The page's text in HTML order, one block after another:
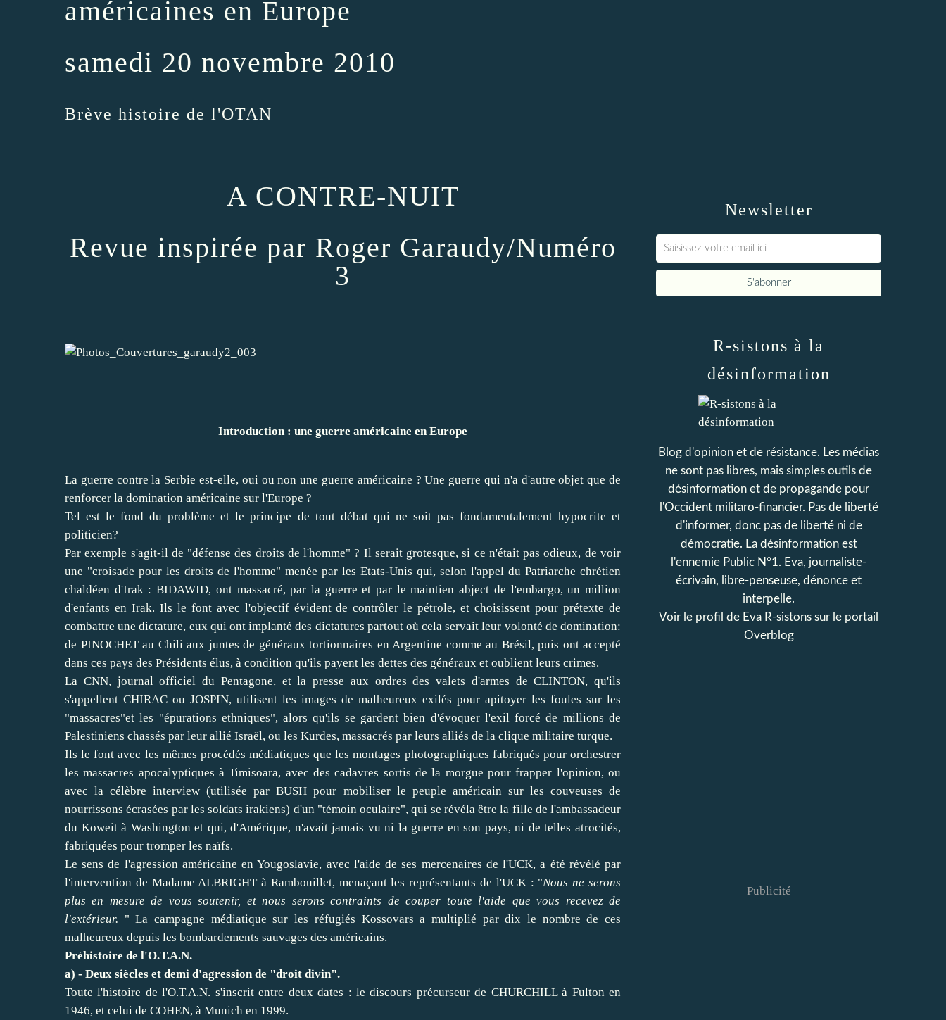
américaines en Europe
samedi 20 novembre 2010
Brève histoire de l'OTAN
A CONTRE-NUIT
Revue inspirée par Roger Garaudy/Numéro
3
Introduction : une guerre américaine en Europe
La guerre contre la Serbie est-elle, oui ou non une guerre américaine ? Une guerre qui n'a d'autre objet que de
renforcer la domination américaine sur l'Europe ?
Tel est le fond du problème et le principe de tout débat qui ne soit pas fondamentalement hypocrite et
politicien?
Par exemple s'agit-il de "défense des droits de l'homme" ? Il serait grotesque, si ce n'était pas odieux, de voir
une "croisade pour les droits de l'homme" menée par les Etats-Unis qui, selon l'appel du Patriarche chrétien
chaldéen d'Irak : BIDAWID, ont massacré, par la guerre et par le maintien abject de l'embargo, un million
d'enfants en Irak. Ils le font avec l'objectif évident de contrôler le pétrole, et choisissent pour prétexte de
combattre une dictature, eux qui ont implanté des dictatures partout où cela servait leur volonté de domination:
de PINOCHET au Chili aux juntes de généraux tortionnaires en Argentine comme au Brésil, puis ont accepté
dans ces pays des Présidents élus, à condition qu'ils payent les dettes des généraux et oublient leurs crimes.
La CNN, journal officiel du Pentagone, et la presse aux ordres des valets d'armes de CLINTON, qu'ils
s'appellent CHIRAC ou JOSPIN, utilisent les images de malheureux exilés pour apitoyer les foules sur les
"massacres"et les "épurations ethniques", alors qu'ils se gardent bien d'évoquer l'exil forcé de millions de
Palestiniens chassés par leur allié Israël, ou les Kurdes, massacrés par leurs alliés de la clique militaire turque.
Ils le font avec les mêmes procédés médiatiques que les montages photographiques fabriqués pour orchestrer
les massacres apocalyptiques à Timisoara, avec des cadavres sortis de la morgue pour frapper l'opinion, ou
avec la célèbre interview (utilisée par BUSH pour mobiliser le peuple américain sur les couveuses de
nourrissons écrasées par les soldats irakiens) d'un "témoin oculaire", qui se révéla être la fille de l'ambassadeur
du Koweit à Washington et qui, d'Amérique, n'avait jamais vu ni la guerre en son pays, ni de telles atrocités,
fabriquées pour tromper les naïfs.
Le sens de l'agression américaine en Yougoslavie, avec l'aide de ses mercenaires de l'UCK, a été révélé par
l'intervention de Madame ALBRIGHT à Rambouillet, menaçant les représentants de l'UCK : "Nous ne serons
plus en mesure de vous soutenir, et nous serons contraints de couper toute l'aide que vous recevez de
l'extérieur. " La campagne médiatique sur les réfugiés Kossovars a multiplié par dix le nombre de ces
malheureux depuis les bombardements sauvages des américains.
Préhistoire de l'O.T.A.N.
a) - Deux siècles et demi d'agression de "droit divin".
Toute l'histoire de l'O.T.A.N. s'inscrit entre deux dates : le discours précurseur de CHURCHILL à Fulton en
1946, et celui de COHEN, à Munich en 1999.
Newsletter
R-sistons à la
désinformation
Blog d'opinion et de résistance. Les médias
ne sont pas libres, mais simples outils de
désinformation et de propagande pour
l'Occident militaro-financier. Pas de liberté
d'informer, donc pas de liberté ni de
démocratie. La désinformation est
l'ennemie Public N°1. Eva, journaliste-
écrivain, libre-penseuse, dénonce et
interpelle.
Voir le profil de Eva R-sistons sur le portail
Overblog
Publicité